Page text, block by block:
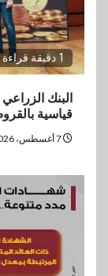
1 دقيقة قراءة
البنك
قياسية